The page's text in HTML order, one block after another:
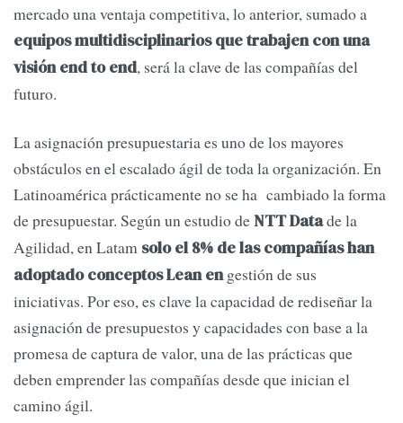
mercado una ventaja competitiva, lo anterior, sumado a
equipos multidisciplinarios que trabajen con una
visión end to end, será la clave de las compañías del
futuro.
La asignación presupuestaria es uno de los mayores
obstáculos en el escalado ágil de toda la organización. En
Latinoamérica prácticamente no se ha cambiado la forma
de presupuestar. Según un estudio deNTT Datade la
Agilidad, en Latam solo el 8% de las compañías han
adoptado conceptos Lean engestión de sus
iniciativas. Por eso, es clave la capacidad de rediseñar la
asignación de presupuestos y capacidades con base a la
promesa de captura de valor, una de las prácticas que
deben emprender las compañías desde que inician el
camino ágil.